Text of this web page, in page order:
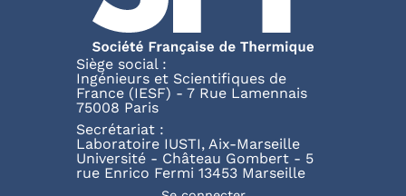
Siège social :
Ingénieurs et Scientifiques de
France (IESF) - 7 Rue Lamennais
75008 Paris
Secrétariat :
Laboratoire IUSTI, Aix-Marseille
Université - Château Gombert - 5
rue Enrico Fermi 13453 Marseille